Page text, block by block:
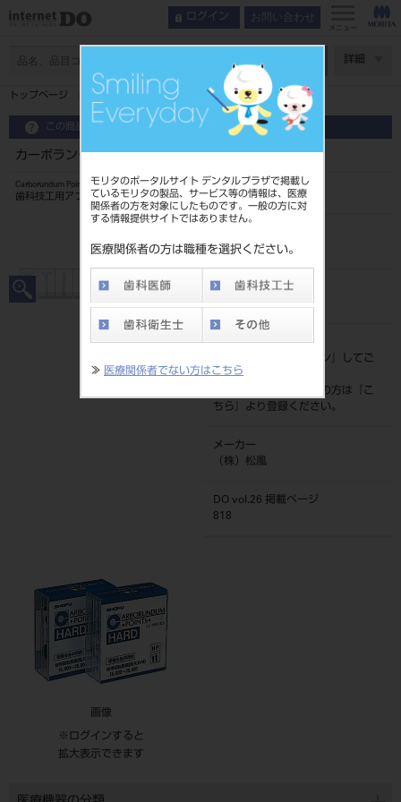
モリタのポータルサイト デンタルプラザで掲載し
ているモリタの製品、サービス等の情報は、医療
関係者の方を対象にしたものです。一般の方に対
する情報提供サイトではありません。
医療関係者の方は職種を選択ください。
≫ 医療関係者でない方はこちら
ログイン お問い合わせ
メニュー
詳細
トップページ カーボランダムポイント ハード HP 12入 ＃31
この商品に関するお問い合わせ
カーボランダムポイント ハード HP 12入 ＃31
Carborundum Points (Hard)
歯科技工用アブレシブ研削器具
20432020631
JAN/EANコード
標準価格
ログイン
』してご
覧ください。
ネット会員登録がまだの方は『
こ
ちら
』より登録ください。
メーカー
（株）松風
DO vol.26 掲載ページ
818
画像
※ログインすると
拡大表示できます